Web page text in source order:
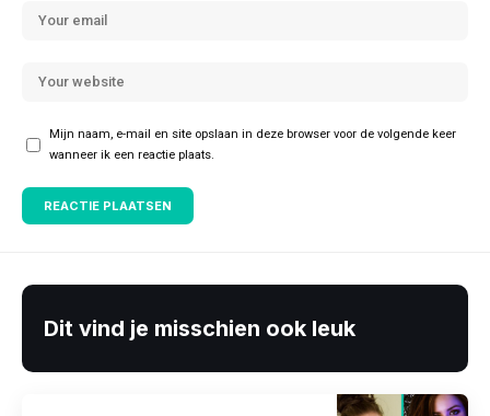
Mijn naam, e-mail en site opslaan in deze browser voor de volgende keer
wanneer ik een reactie plaats.
Dit vind je misschien ook leuk